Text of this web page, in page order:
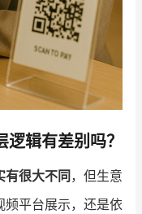
辑有差别吗？
有很大不同，但生意
频平台展示，还是依